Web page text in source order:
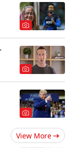
View More